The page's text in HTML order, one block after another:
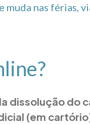
nas férias,
dissolução do
(em